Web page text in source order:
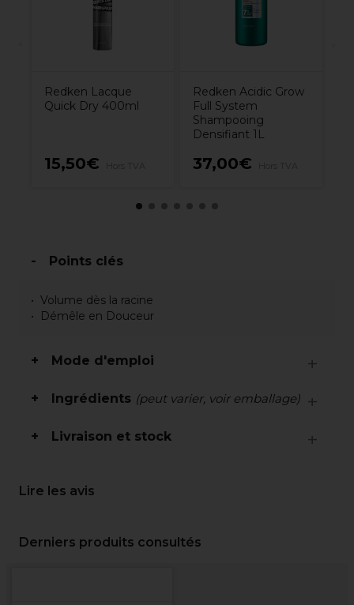
Redken Lacque
Quick Dry 400ml
15,50€
Redken Acidic Grow
Full System
Shampooing
Densifiant 1L
37,00€
Points clés
Volume dès la racine
Démêle en Douceur
Mode d'emploi
Ingrédients (peut varier, voir emballage)
Livraison et stock
Lire les avis
Derniers produits consultés